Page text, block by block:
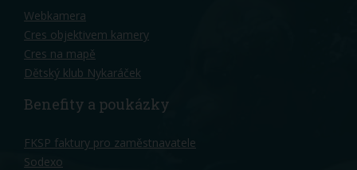
Webkamera
Cres objektivem kamery
Cres na mapě
Dětský klub Nykaráček
Benefity a poukázky
FKSP faktury pro zaměstnavatele
Sodexo